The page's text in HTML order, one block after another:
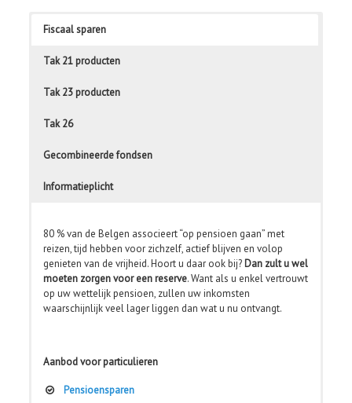
Fiscaal sparen
Tak 21 producten
Tak 23 producten
Tak 26
Gecombineerde fondsen
Informatieplicht
80 % van de Belgen associeert “op pensioen gaan” met
reizen, tijd hebben voor zichzelf, actief blijven en volop
genieten van de vrijheid. Hoort u daar ook bij? Dan zult u wel
moeten zorgen voor een reserve. Want als u enkel vertrouwt
op uw wettelijk pensioen, zullen uw inkomsten
waarschijnlijk veel lager liggen dan wat u nu ontvangt.
Aanbod voor particulieren
Pensioensparen